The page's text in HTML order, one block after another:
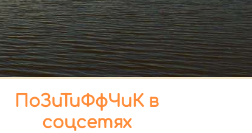
ПоЗиТиФфЧиК в
соцсетях